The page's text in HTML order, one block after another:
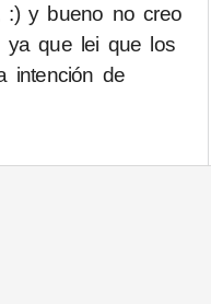
:) y bueno no creo
ya que lei que los
intención de